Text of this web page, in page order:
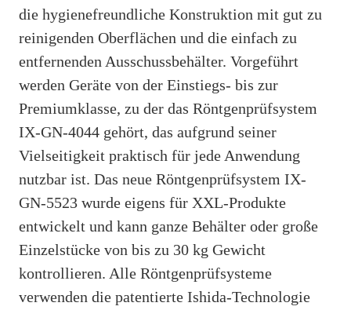
die hygienefreundliche Konstruktion mit gut zu
reinigenden Oberflächen und die einfach zu
entfernenden Ausschussbehälter. Vorgeführt
werden Geräte von der Einstiegs- bis zur
Premiumklasse, zu der das Röntgenprüfsystem
IX-GN-4044 gehört, das aufgrund seiner
Vielseitigkeit praktisch für jede Anwendung
nutzbar ist. Das neue Röntgenprüfsystem IX-
GN-5523 wurde eigens für XXL-Produkte
entwickelt und kann ganze Behälter oder große
Einzelstücke von bis zu 30 kg Gewicht
kontrollieren. Alle Röntgenprüfsysteme
verwenden die patentierte Ishida-Technologie